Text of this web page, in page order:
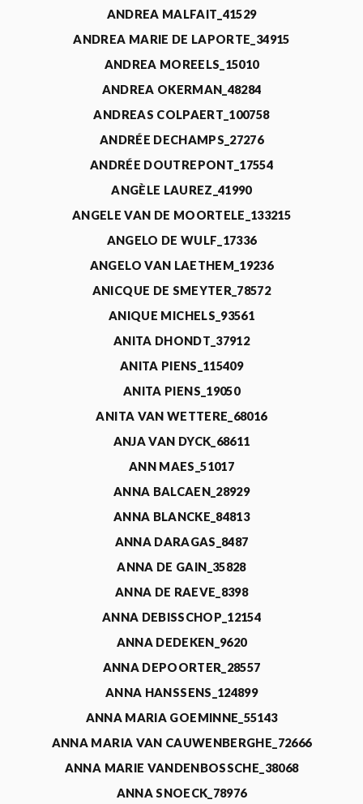
ANDREA MALFAIT_41529
ANDREA MARIE DE LAPORTE_34915
ANDREA MOREELS_15010
ANDREA OKERMAN_48284
ANDREAS COLPAERT_100758
ANDRÉE DECHAMPS_27276
ANDRÉE DOUTREPONT_17554
ANGÈLE LAUREZ_41990
ANGELE VAN DE MOORTELE_133215
ANGELO DE WULF_17336
ANGELO VAN LAETHEM_19236
ANICQUE DE SMEYTER_78572
ANIQUE MICHELS_93561
ANITA DHONDT_37912
ANITA PIENS_115409
ANITA PIENS_19050
ANITA VAN WETTERE_68016
ANJA VAN DYCK_68611
ANN MAES_51017
ANNA BALCAEN_28929
ANNA BLANCKE_84813
ANNA DARAGAS_8487
ANNA DE GAIN_35828
ANNA DE RAEVE_8398
ANNA DEBISSCHOP_12154
ANNA DEDEKEN_9620
ANNA DEPOORTER_28557
ANNA HANSSENS_124899
ANNA MARIA GOEMINNE_55143
ANNA MARIA VAN CAUWENBERGHE_72666
ANNA MARIE VANDENBOSSCHE_38068
ANNA SNOECK_78976